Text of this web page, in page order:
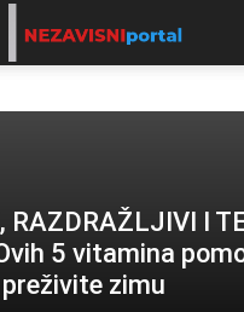
RAZDRAŽLJIVI I
5 vitamina
zimu